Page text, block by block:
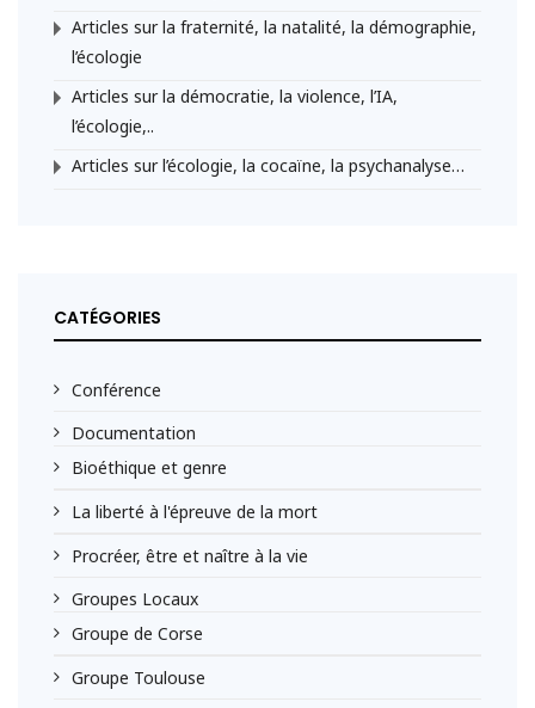
Articles sur la fraternité, la natalité, la démographie,
l’écologie
Articles sur la démocratie, la violence, l’IA,
l’écologie,..
Articles sur l’écologie, la cocaïne, la psychanalyse…
CATÉGORIES
Conférence
Documentation
Bioéthique et genre
La liberté à l'épreuve de la mort
Procréer, être et naître à la vie
Groupes Locaux
Groupe de Corse
Groupe Toulouse